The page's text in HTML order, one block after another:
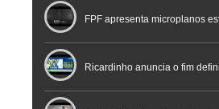
FPF apresenta microplanos
Nacional de Arbitragem
Ricardinho anuncia o fim